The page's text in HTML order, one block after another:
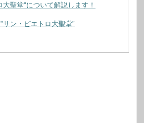
聖堂”について解説します！
サン・ピエトロ大聖堂”